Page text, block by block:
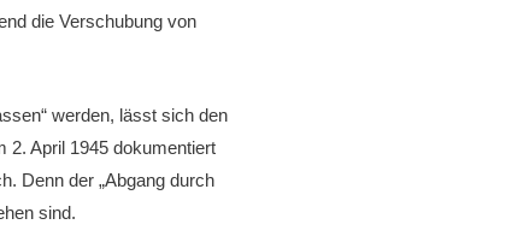
die Verschubung von
werden, lässt sich den
2. April 1945 dokumentiert
Denn der „Abgang durch
sind.